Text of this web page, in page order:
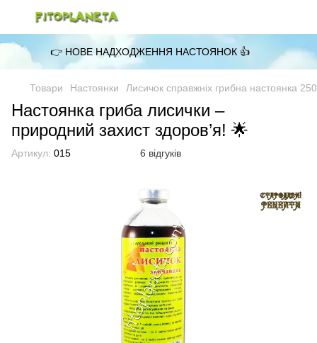
👉 НОВЕ НАДХОДЖЕННЯ НАСТОЯНОК 👍
Товари Настоянки Лисичок справжніх грибна настоянка
Настоянка гриба лисички –
природний захист здоров’я! 🌟
Артикул: 015 6 відгуків